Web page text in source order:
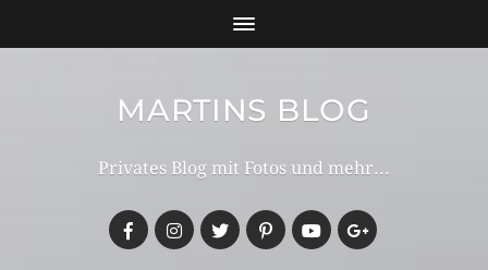
MARTINS BLOG
Privates Blog mit Fotos und mehr...